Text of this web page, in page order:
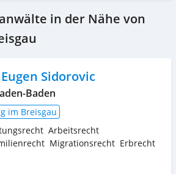
in der Nähe von
Sidorovic
Baden
im Breisgau
Arbeitsrecht
Migrationsrecht Erbrecht